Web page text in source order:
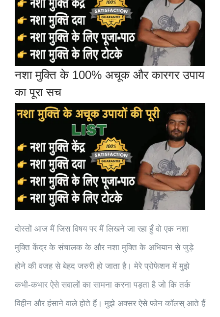
नशा मुक्ति के 100% अचूक और कारगर उपाय
का पूरा सच
दोस्तों आज मैं जिस विषय पर मैं लिखने जा रहा हुँ वो एक नशा
मुक्ति केंद्र के संचालक के और नशा मुक्ति के अभियान से जुड़े
होने की वजह से बेहद जरुरी हो जाता है। मेरे प्रोफेशन में मुझे
कभी-कभार ऐसे सवालों का सामना करना पड़ता है जो कि तर्क
विहीन और हंसाने वाले होते हैं। मुझे अक्सर ऐसे फोन कॉलस् आते हैं